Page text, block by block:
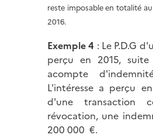
reste imposable en totalité
2016.
Exemple 4 : Le P.D.G
perçu en 2015,
acompte
L'intéresse a perçu
d'une transaction
révocation, une
200 000 €.